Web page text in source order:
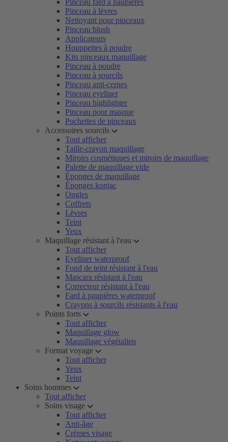
Pinceau fard à paupières
Pinceau à lèvres
Nettoyant pour pinceaux
Pinceau blush
Applicateurs
Houppettes à poudre
Kits pinceaux maquillage
Pinceau à poudre
Pinceau à sourcils
Pinceau anti-cernes
Pinceau eyeliner
Pinceau highlighter
Pinceau pour masque
Pochettes de pinceaux
Accessoires sourcils
Tout afficher
Taille-crayon maquillage
Miroirs cosmétiques et miroirs de maquillage
Palette de maquillage vide
Éponges de maquillage
Éponges konjac
Ongles
Coffrets
Lèvres
Teint
Yeux
Maquillage résistant à l'eau
Tout afficher
Eyeliner waterproof
Fond de teint résistant à l'eau
Mascara résistant à l'eau
Correcteur résistant à l'eau
Fard à paupières waterproof
Crayons à sourcils résistants à l'eau
Points forts
Tout afficher
Maquillage glow
Maquillage végétalien
Format voyage
Tout afficher
Yeux
Teint
Soins hommes
Tout afficher
Soins visage
Tout afficher
Anti-âge
Crèmes visage